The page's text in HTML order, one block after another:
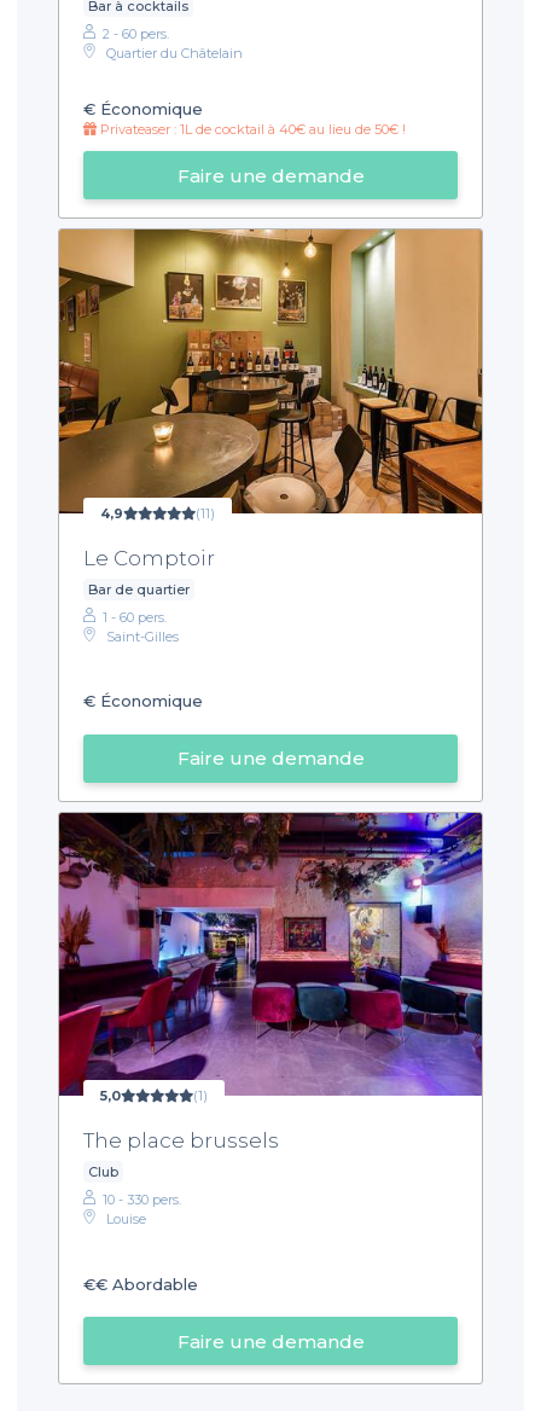
Bar à cocktails
2 - 60 pers.
Quartier du Châtelain
€ Économique
Privateaser : 1L de cocktail à 40€ au lieu de 50€ !
Faire une demande
4,9 (11)
Le Comptoir
Bar de quartier
1 - 60 pers.
Saint-Gilles
€ Économique
Faire une demande
5,0 (1)
The place brussels
Club
10 - 330 pers.
Louise
€€ Abordable
Faire une demande